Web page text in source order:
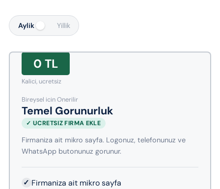
Aylik Yillik
0 TL
Kalici, ucretsiz
Bireysel icin Onerilir
Temel Gorunurluk
✓ UCRETSIZ FIRMA EKLE
Firmaniza ait mikro sayfa. Logonuz, telefonunuz ve
WhatsApp butonunuz gorunur.
✓ Firmaniza ait mikro sayfa